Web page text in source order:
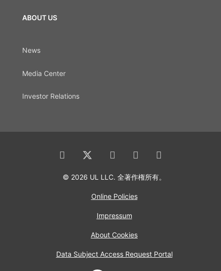
ABOUT US
News
Media Center
Investor Relations
© 2026 UL LLC. 全著作権所有。
Online Policies
Impressum
About Cookies
Data Subject Access Request Portal